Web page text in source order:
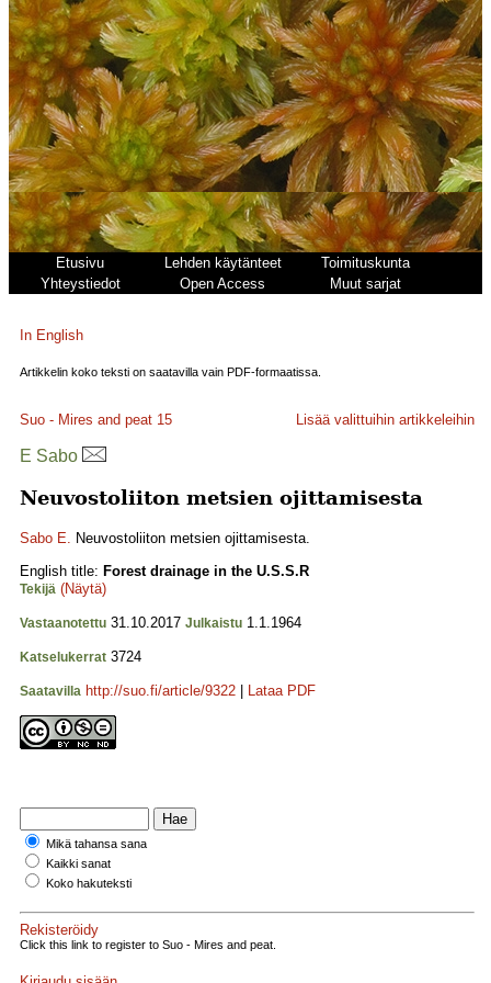
Etusivu Lehden käytänteet
Toimituskunta
Yhteystiedot
Open Access Muut sarjat
In English
Artikkelin koko teksti on saatavilla vain PDF-formaatissa.
Suo - Mires and peat 15 Lisää valittuihin artikkeleihin
E Sabo
Neuvostoliiton metsien ojittamisesta
Sabo E. Neuvostoliiton metsien ojittamisesta.
English title: Forest drainage in the U.S.S.R
Tekijä (Näytä)
Vastaanotettu 31.10.2017 Julkaistu 1.1.1964
Katselukerrat 3724
Saatavilla http://suo.fi/article/9322 Lataa PDF
Mikä tahansa sana
Kaikki sanat
Koko hakuteksti
Rekisteröidy
Click this link to register to Suo - Mires and peat.